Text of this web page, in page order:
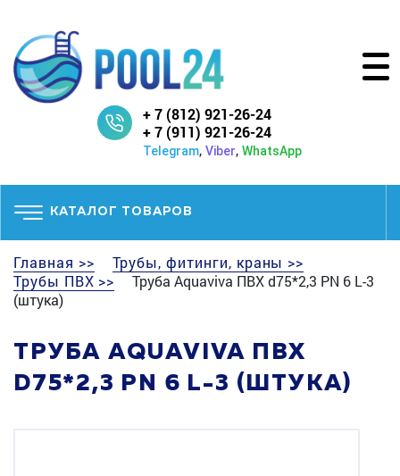
+ 7 (812) 921-26-24
+ 7 (911) 921-26-24
Telegram, Viber, WhatsApp
КАТАЛОГ ТОВАРОВ
Главная >>
Трубы, фитинги, краны >>
Трубы ПВХ >>
Труба Aquaviva ПВХ d75*2,3 PN 6 L-3
(штука)
ТРУБА AQUAVIVA ПВХ
D75*2,3 PN 6 L-3 (ШТУКА)